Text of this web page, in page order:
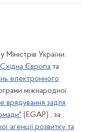
Міністрів України.
Європа та
електронного
міжнародної
врядування задля
(EGAP) , за
агенції розвитку та